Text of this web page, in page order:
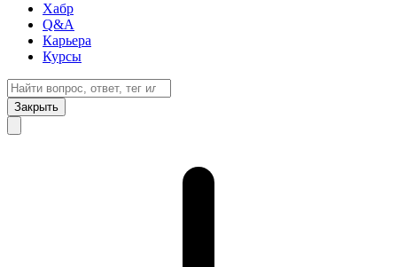
Хабр
Q&A
Карьера
Курсы
Закрыть